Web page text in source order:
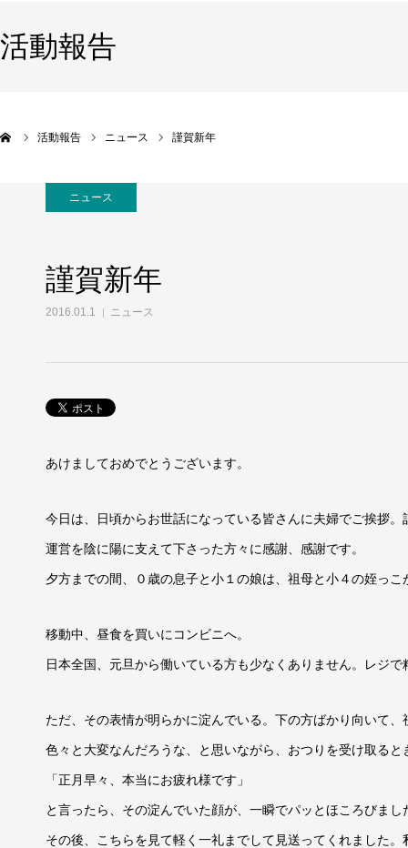
活動報告
活動報告 ニュース 謹賀新年
ニュース
謹賀新年
2016.01.1 ニュース
あけましておめでとうございます。
今日は、日頃からお世話になっている皆さんに夫婦でご挨拶。
運営を陰に陽に支えて下さった方々に感謝、感謝です。
夕方までの間、０歳の息子と小１の娘は、祖母と小４の姪っこ
移動中、昼食を買いにコンビニへ。
日本全国、元旦から働いている方も少なくありません。レジ
ただ、その表情が明らかに淀んでいる。下の方ばかり向いて
色々と大変なんだろうな、と思いながら、おつりを受け取ると
「正月早々、本当にお疲れ様です」
と言ったら、その淀んでいた顔が、一瞬でパッとほころびまし
その後、こちらを見て軽く一礼までして見送ってくれました